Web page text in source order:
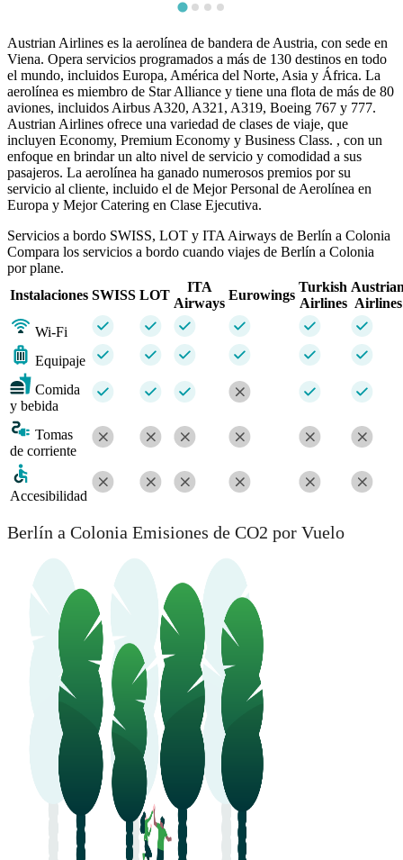
Austrian Airlines es la aerolínea de bandera de Austria, con sede en
Viena. Opera servicios programados a más de 130 destinos en todo
el mundo, incluidos Europa, América del Norte, Asia y África. La
aerolínea es miembro de Star Alliance y tiene una flota de más de 80
aviones, incluidos Airbus A320, A321, A319, Boeing 767 y 777.
Austrian Airlines ofrece una variedad de clases de viaje, que
incluyen Economy, Premium Economy y Business Class. , con un
enfoque en brindar un alto nivel de servicio y comodidad a sus
pasajeros. La aerolínea ha ganado numerosos premios por su
servicio al cliente, incluido el de Mejor Personal de Aerolínea en
Europa y Mejor Catering en Clase Ejecutiva.
Servicios a bordo SWISS, LOT y ITA Airways de Berlín a Colonia
Compara los servicios a bordo cuando viajes de Berlín a Colonia
por plane.
Instalaciones SWISS LOT
ITA
Airways
Eurowings
Turkish
Airlines Airlines
Wi-Fi
Equipaje
Comida
y bebida
Tomas
de corriente
Accesibilidad
Berlín a Colonia Emisiones de CO2 por Vuelo